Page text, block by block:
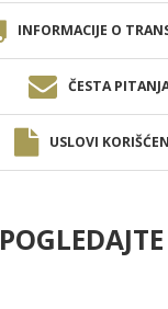
INFORMACIJE O
ČESTA
USLOVI